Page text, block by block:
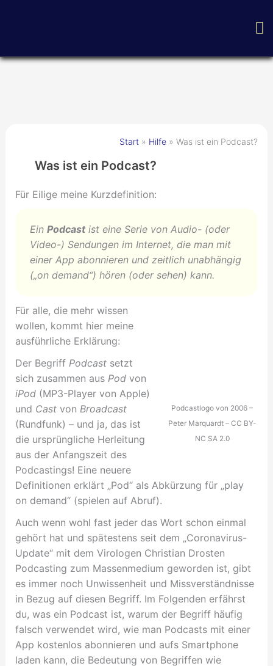
Start Hilfe Was ist ein Podcast?
Was ist ein Podcast?
Für Eilige meine Kurzdefinition:
Ein Podcastist eine Serie von Audio- (oder
Video-) Sendungen im Internet, die man mit
einer App abonnieren und zeitlich unabhängig
(„on demand“) hören (oder sehen) kann.
Podcastlogo von 2006 –
Peter Marquardt – CC BY-
NC SA 2.0
Für alle, die mehr wissen
wollen, kommt hier meine
ausführliche Erklärung:
Der Begriff Podcastsetzt
sich zusammen aus Podvon
iPod(MP3-Player von Apple)
und Castvon Broadcast
(Rundfunk) – und ja, das ist
die ursprüngliche Herleitung
aus der Anfangszeit des
Podcastings! Eine neuere
Definitionen erklärt „Pod“ als Abkürzung für „play
on demand“ (spielen auf Abruf).
Auch wenn wohl fast jeder das Wort schon einmal
gehört hat und spätestens seit dem „Coronavirus-
Update“ mit dem Virologen Christian Drosten
Podcasting zum Massenmedium geworden ist, gibt
es immer noch Unwissenheit und Missverständnisse
in Bezug auf diesen Begriff. Im Folgenden erfährst
du, was ein Podcast ist, warum der Begriff häufig
falsch verwendet wird, wie man Podcasts mit einer
App kostenlos abonnieren und aufs Smartphone
laden kann, die Bedeutung von Begriffen wie